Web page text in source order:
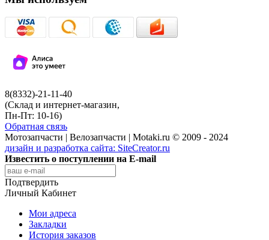
8(8332)-21-11-40
(Склад и интернет-магазин,
Пн-Пт: 10-16)
Обратная связь
Мотозапчасти | Велозапчасти | Motaki.ru © 2009 - 2024
дизайн и разработка сайта: SiteCreator.ru
Известить о поступлении на E-mail
Подтвердить
Личный Кабинет
Мои адреса
Закладки
История заказов